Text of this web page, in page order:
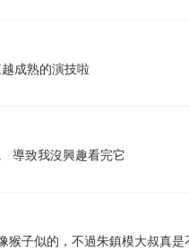
成熟的演技啦
導致我沒興趣看完它
猴子似的，不過朱鎮模大叔真